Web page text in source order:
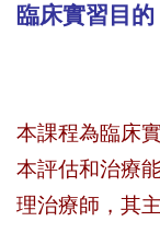
臨床實習目的
本課程為臨床
本評估和治療
理治療師，其